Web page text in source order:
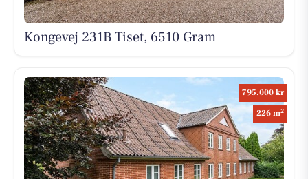
Kongevej 231B Tiset, 6510 Gram
795.000 kr
226 m2